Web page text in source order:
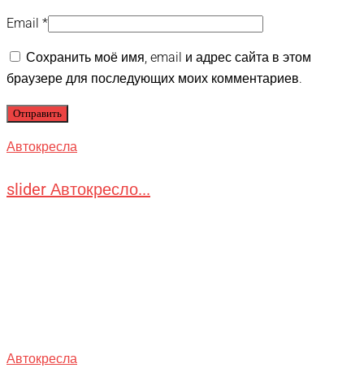
Email *
Сохранить моё имя, email и адрес сайта в этом
браузере для последующих моих комментариев.
Автокресла
slider Автокресло...
Автокресла